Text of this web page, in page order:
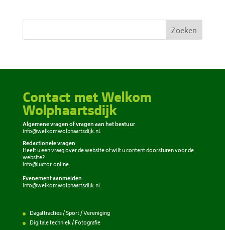
Zoeken
Contact met Welkom
Wolphaartsdijk
Algemene vragen of vragen aan het bestuur
info@welkomwolphaartsdijk.nl.
Redactionele vragen
Heeft u een vraag over de website of wilt u content doorsturen voor de
website?
info@luctor.online.
Evenement aanmelden
info@welkomwolphaartsdijk.nl.
Dagattracties / Sport / Vereniging
Digitale techniek / Fotografie